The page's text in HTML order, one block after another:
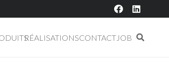
RÉALISATIONSCONTACTJOB